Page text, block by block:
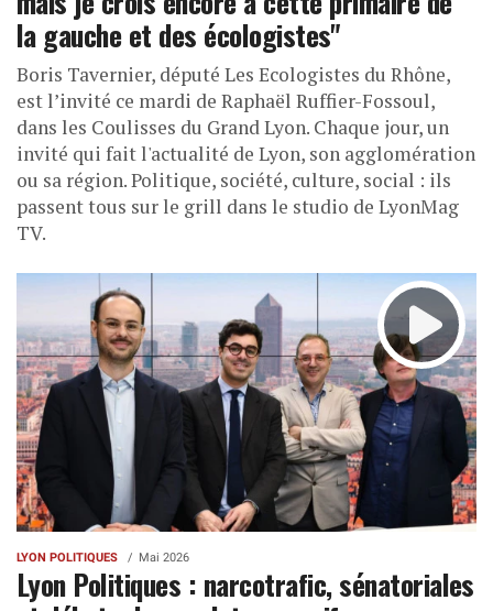
la gauche et des écologistes"
Boris Tavernier, député Les Ecologistes du Rhône,
est l’invité ce mardi de Raphaël Ruffier-Fossoul,
dans les Coulisses du Grand Lyon. Chaque jour, un
invité qui fait l'actualité de Lyon, son agglomération
ou sa région. Politique, société, culture, social : ils
passent tous sur le grill dans le studio de LyonMag
TV.
LYON POLITIQUES Mai 2026
Lyon Politiques : narcotrafic, sénatoriales